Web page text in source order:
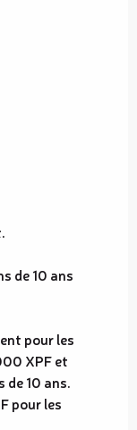
de 10 ans
pour les
XPF et
10 ans.
pour les